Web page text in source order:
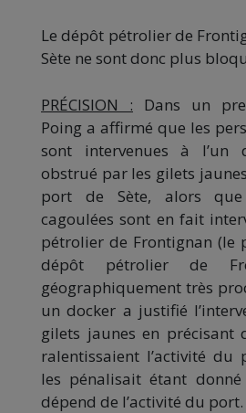
Le dépôt pétrolier de
Sète ne sont donc plus
PRÉCISION : Dans un
Poing a affirmé que les
sont intervenues à l’un
obstrué par les gilets
port de Sète, alors que
cagoulées sont en fait
pétrolier de Frontignan (le
dépôt pétrolier de
géographiquement très
un docker a justifié
gilets jaunes en précisant
ralentissaient l’activité du
les pénalisait étant
dépend de l’activité du port.